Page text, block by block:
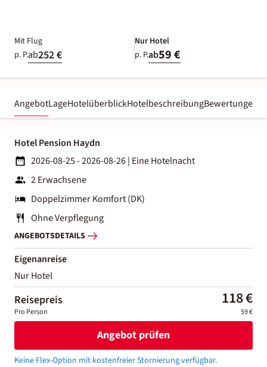
Mit Flug
p. P.ab252 €
Nur Hotel
p. P.ab59 €
AngebotLageHotelüberblickHotelbeschreibungBewertungen
Hotel Pension Haydn
2026-08-25 - 2026-08-26| Eine Hotelnacht
2 Erwachsene
Doppelzimmer Komfort (DK)
Ohne Verpflegung
ANGEBOTSDETAILS
Eigenanreise
Nur Hotel
Reisepreis 118 €
Pro Person 59 €
Angebot prüfen
Keine Flex-Option mit kostenfreier Stornierung verfügbar.